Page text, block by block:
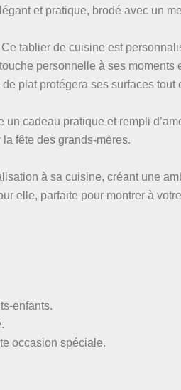
et pratique, brodé avec un
tablier de cuisine est
personnelle à ses moments
plat protégera ses surfaces tout
cadeau pratique et rempli
fête des grands-mères.
à sa cuisine, créant une
elle, parfaite pour montrer à
enfants.
occasion spéciale.